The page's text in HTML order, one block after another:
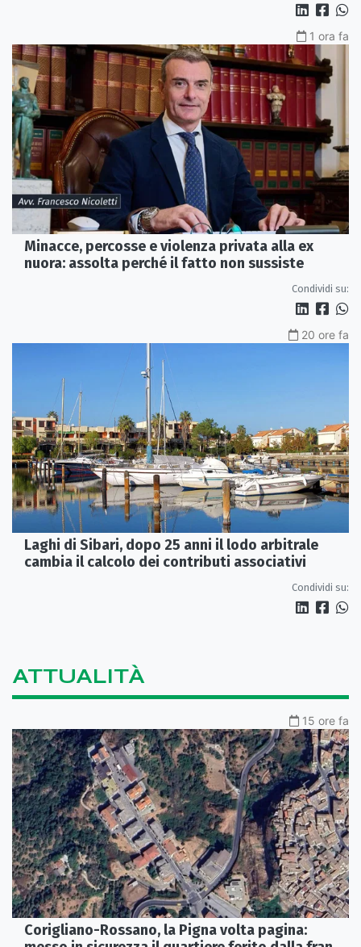
1 ora fa
Minacce, percosse e violenza privata alla ex
nuora: assolta perché il fatto non sussiste
Condividi su:
20 ore fa
Laghi di Sibari, dopo 25 anni il lodo arbitrale
cambia il calcolo dei contributi associativi
Condividi su:
ATTUALITÀ
15 ore fa
Corigliano-Rossano, la Pigna volta pagina: